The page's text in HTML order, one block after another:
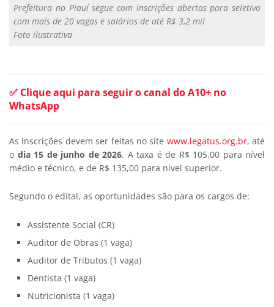
Prefeitura no Piauí segue com inscrições abertas para seletivo
com mais de 20 vagas e salários de até R$ 3,2 mil
Foto ilustrativa
✅ Clique aqui para seguir o canal do A10+ no
WhatsApp
As inscrições devem ser feitas no site www.legatus.org.br, até
o dia 15 de junho de 2026. A taxa é de R$ 105,00 para nível
médio e técnico, e de R$ 135,00 para nível superior.
Segundo o edital, as oportunidades são para os cargos de:
Assistente Social (CR)
Auditor de Obras (1 vaga)
Auditor de Tributos (1 vaga)
Dentista (1 vaga)
Nutricionista (1 vaga)